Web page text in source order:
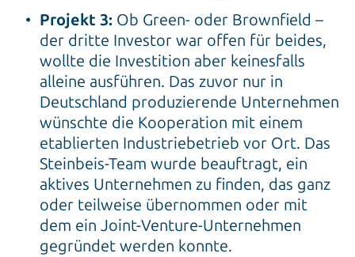
Projekt 3: Ob Green- oder Brownfield –
der dritte Investor war offen für beides,
wollte die Investition aber keinesfalls
alleine ausführen. Das zuvor nur in
Deutschland produzierende Unternehmen
wünschte die Kooperation mit einem
etablierten Industriebetrieb vor Ort. Das
Steinbeis-Team wurde beauftragt, ein
aktives Unternehmen zu finden, das ganz
oder teilweise übernommen oder mit
dem ein Joint-Venture-Unternehmen
gegründet werden konnte.